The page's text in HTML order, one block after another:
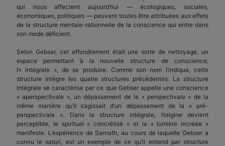
qui nous affectent aujourd’hui — écologiques, sociales,
économiques, politiques — peuvent toutes être attribuées aux effets
de la structure mentale-rationnelle de la conscience qui entre dans
son mode déficient.
Selon Gebser, cet effondrement était une sorte de nettoyage, un
espace permettant à la nouvelle structure de conscience,
l’« intégrale », de se produire. Comme son nom l’indique, cette
structure intègre les quatre structures précédentes. La structure
intégrale se caractérise par ce que Gebser appelle une conscience
« aperspectivale », un dépassement de la « perspectivale » de la
même manière qu’il s’agissait d’un dépassement de la « pré-
perspectivale ». Dans la structure intégrale, l’origine devient
perceptible, le spirituel « concrétisé » et la « lumière incréée »
manifeste. L’expérience de Sarnath, au cours de laquelle Gebser a
connu le satori, est un exemple de ce qu’il entend par structure